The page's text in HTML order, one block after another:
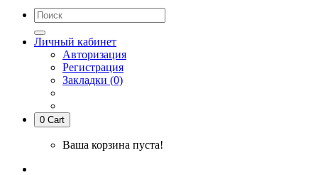
Личный кабинет
Авторизация
Регистрация
Закладки (0)
0 Cart
Ваша корзина пуста!